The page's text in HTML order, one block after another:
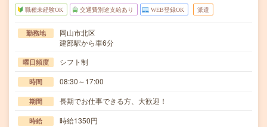
職種未経験OK 交通費別途支給あり WEB登録OK 派遣
勤務地
岡山市北区
建部駅から車6分
曜日頻度 シフト制
時間 08:30～17:00
期間 長期でお仕事できる方、大歓迎！
時給 時給1350円